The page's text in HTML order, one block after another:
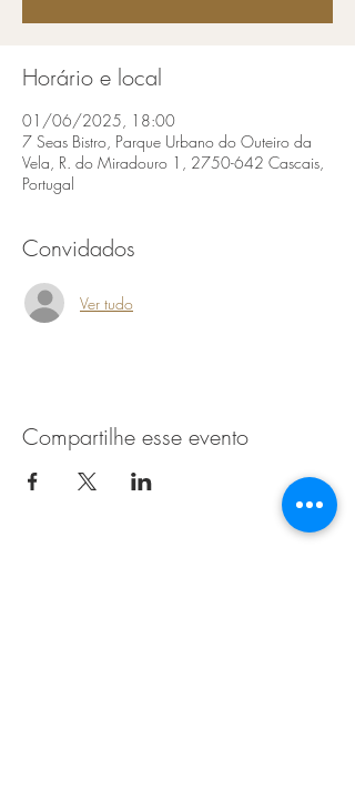
Horário e local
01/06/2025, 18:00
7 Seas Bistro, Parque Urbano do Outeiro da
Vela, R. do Miradouro 1, 2750-642 Cascais,
Portugal
Convidados
Ver tudo
Compartilhe esse evento